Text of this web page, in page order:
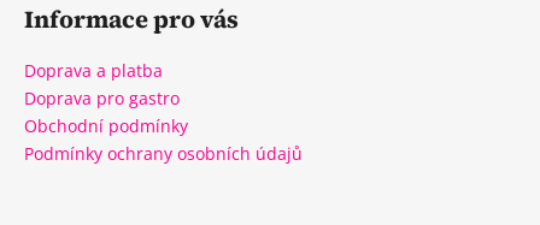
Informace pro vás
Doprava a platba
Doprava pro gastro
Obchodní podmínky
Podmínky ochrany osobních údajů